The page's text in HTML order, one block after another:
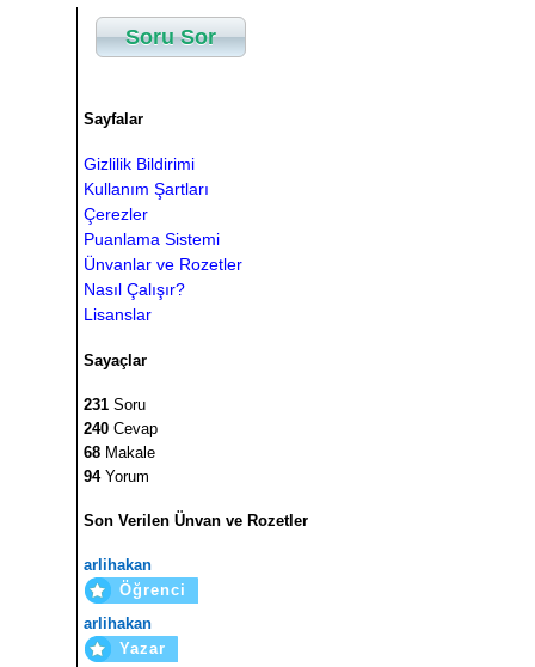
Soru Sor
Sayfalar
Gizlilik Bildirimi
Kullanım Şartları
Çerezler
Puanlama Sistemi
Ünvanlar ve Rozetler
Nasıl Çalışır?
Lisanslar
Sayaçlar
231 Soru
240 Cevap
68 Makale
94Yorum
Son Verilen Ünvan ve Rozetler
arlihakan
Öğrenci
arlihakan
Yazar